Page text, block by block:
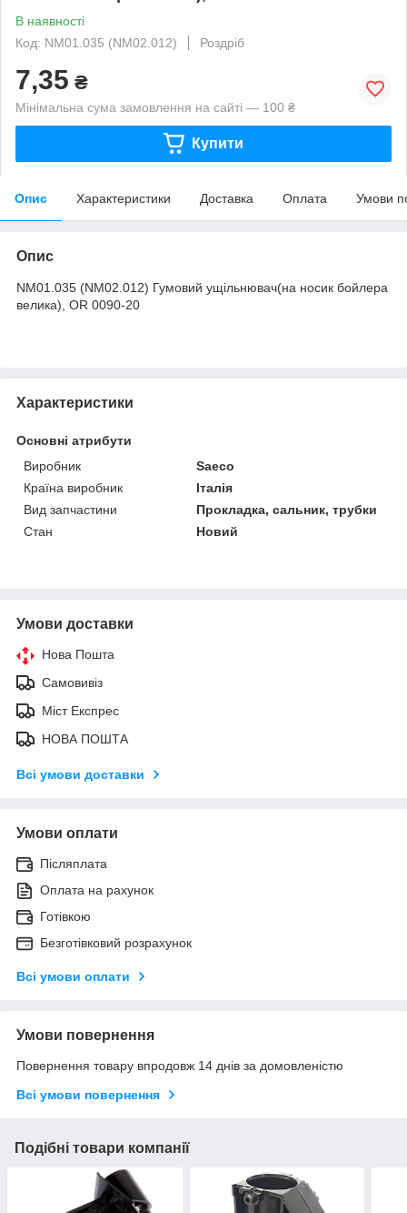
В наявності
Код: NM01.035 (NM02.012)
Роздріб
7,35 ₴
Мінімальна сума замовлення на сайті — 100 ₴
Купити
Опис Характеристики Доставка Оплата Умови
Опис
NM01.035 (NM02.012) Гумовий ущільнювач(на носик бойлера
велика), OR 0090-20
Характеристики
Основні атрибути
Виробник
Saeco
Країна виробник
Італія
Вид запчастини
Прокладка, сальник, трубки
Стан
Новий
Умови доставки
Нова Пошта
Самовивіз
Міст Експрес
НОВА ПОШТА
Всі умови доставки
Умови оплати
Післяплата
Оплата на рахунок
Готівкою
Безготівковий розрахунок
Всі умови оплати
Умови повернення
Повернення товару впродовж 14 днів за домовленістю
Всі умови повернення
Подібні товари компанії